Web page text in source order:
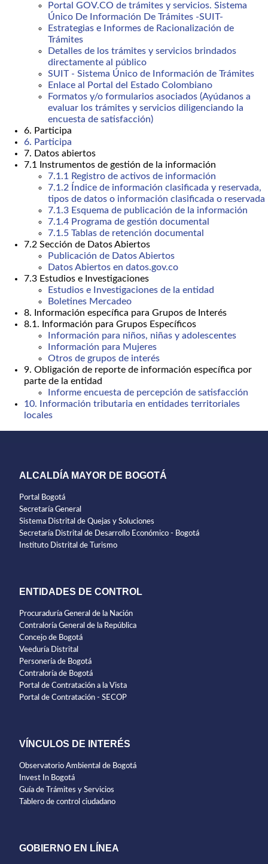
Portal GOV.CO de trámites y servicios. Sistema
Único De Información De Trámites -SUIT-
Estrategias e Informes de Racionalización de
Trámites
Detalles de los trámites y servicios brindados
directamente al público
SUIT - Sistema Único de Información de Trámites
Enlace al Portal del Estado Colombiano
Formatos y/o formularios asociados (Ayúdanos a
evaluar los trámites y servicios diligenciando la
encuesta de satisfacción)
6. Participa
6. Participa
7. Datos abiertos
7.1 Instrumentos de gestión de la información
7.1.1 Registro de activos de información
7.1.2 Índice de información clasificada y reservada,
tipos de datos o información clasificada o reservada
7.1.3 Esquema de publicación de la información
7.1.4 Programa de gestión documental
7.1.5 Tablas de retención documental
7.2 Sección de Datos Abiertos
Publicación de Datos Abiertos
Datos Abiertos en datos.gov.co
7.3 Estudios e Investigaciones
Estudios e Investigaciones de la entidad
Boletines Mercadeo
8. Información específica para Grupos de Interés
8.1. Información para Grupos Específicos
Información para niños, niñas y adolescentes
Información para Mujeres
Otros de grupos de interés
9. Obligación de reporte de información específica por
parte de la entidad
Informe encuesta de percepción de satisfacción
10. Información tributaria en entidades territoriales
locales
ALCALDÍA MAYOR DE BOGOTÁ
Portal Bogotá
Secretaría General
Sistema Distrital de Quejas y Soluciones
Secretaría Distrital de Desarrollo Económico - Bogotá
Instituto Distrital de Turismo
ENTIDADES DE CONTROL
Procuraduría General de la Nación
Contraloría General de la República
Concejo de Bogotá
Veeduría Distrital
Personería de Bogotá
Contraloría de Bogotá
Portal de Contratación a la Vista
Portal de Contratación - SECOP
VÍNCULOS DE INTERÉS
Observatorio Ambiental de Bogotá
Invest In Bogotá
Guía de Trámites y Servicios
Tablero de control ciudadano
GOBIERNO EN LÍNEA